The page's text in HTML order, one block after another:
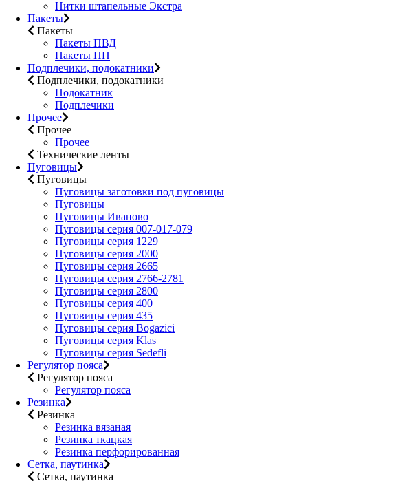
Нитки штапельные Экстра
Пакеты
Пакеты
Пакеты ПВД
Пакеты ПП
Подплечики, подокатники
Подплечики, подокатники
Подокатник
Подплечики
Прочее
Прочее
Прочее
Технические ленты
Пуговицы
Пуговицы
Пуговицы заготовки под пуговицы
Пуговицы
Пуговицы Иваново
Пуговицы серия 007-017-079
Пуговицы серия 1229
Пуговицы серия 2000
Пуговицы серия 2665
Пуговицы серия 2766-2781
Пуговицы серия 2800
Пуговицы серия 400
Пуговицы серия 435
Пуговицы серия Bogazici
Пуговицы серия Klas
Пуговицы серия Sedefli
Регулятор пояса
Регулятор пояса
Регулятор пояса
Резинка
Резинка
Резинка вязаная
Резинка ткацкая
Резинка перфорированная
Сетка, паутинка
Сетка, паутинка